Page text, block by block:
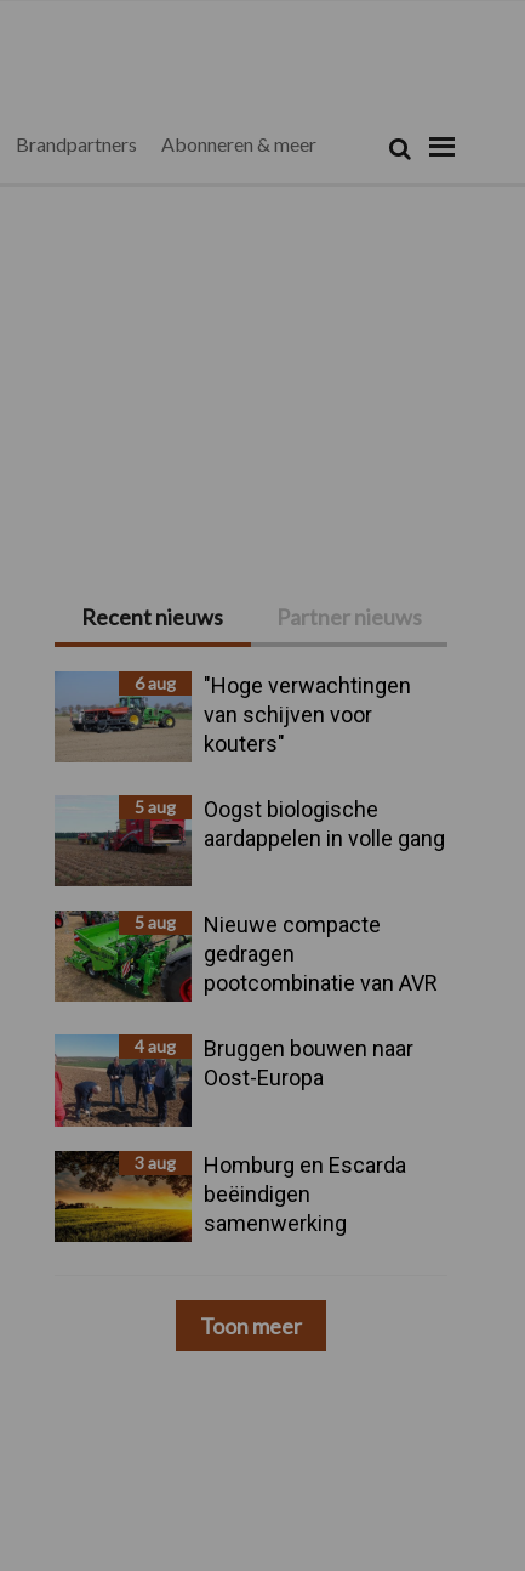
Brandpartners Abonneren & meer Zoek
Primaire
Sidebar
Recent nieuws Partner nieuws
6 aug
"Hoge verwachtingen
van schijven voor
kouters"
5 aug
Oogst biologische
aardappelen in volle gang
5 aug
Nieuwe compacte
gedragen
pootcombinatie van AVR
4 aug
Bruggen bouwen naar
Oost-Europa
3 aug
Homburg en Escarda
beëindigen
samenwerking
Toon meer